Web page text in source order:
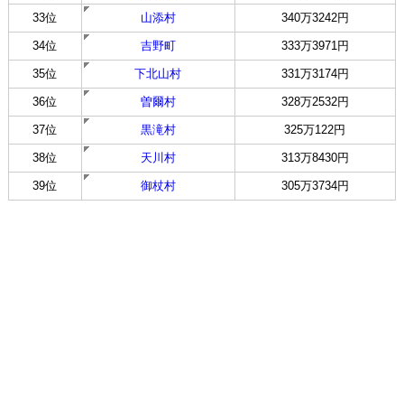
33位 山添村 340万3242円
34位 吉野町 333万3971円
35位 下北山村 331万3174円
36位 曽爾村 328万2532円
37位 黒滝村 325万122円
38位 天川村 313万8430円
39位 御杖村 305万3734円